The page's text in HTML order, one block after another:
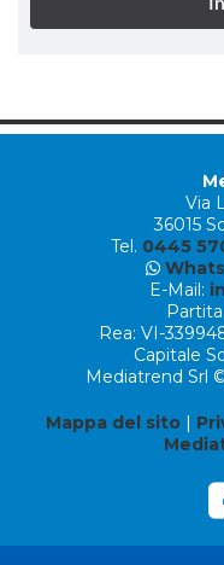
Via
36015
Tel. 0445
E-Mail:
Partita
Rea: VI-
Capitale
Mediatrend Srl
Mappa del sito |